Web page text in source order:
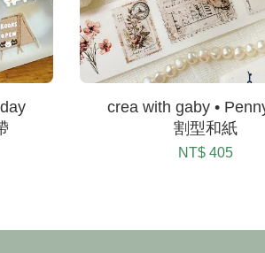
crea with gaby •
割型和紙
NT$ 405